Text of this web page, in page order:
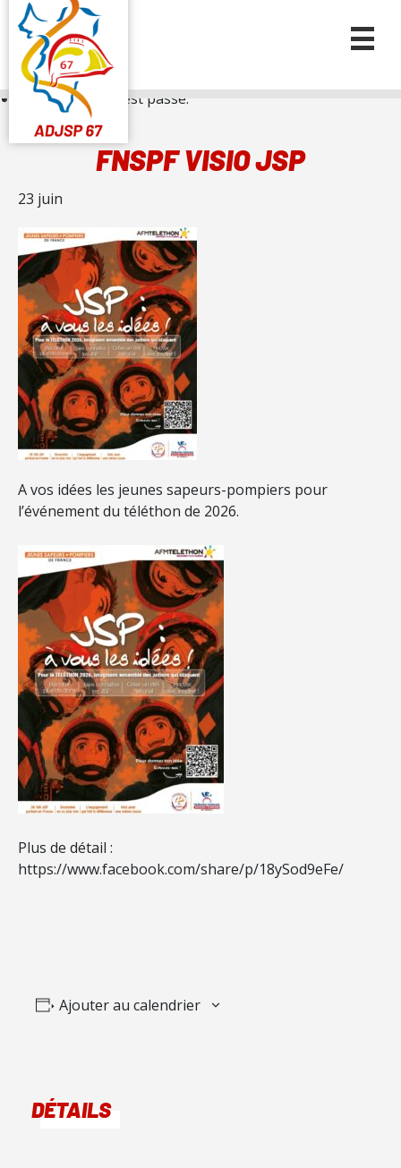
« Tous les Évènements
Cet évènement est passé.
FNSPF VISIO JSP
23 juin
A vos idées les jeunes sapeurs-pompiers pour
l’événement du téléthon de 2026.
Plus de détail :
https://www.facebook.com/share/p/18ySod9eFe/
Ajouter au calendrier
DÉTAILS